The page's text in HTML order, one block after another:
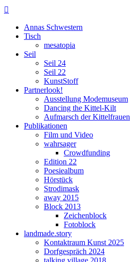

Annas Schwestern
Tisch
mesatopia
Seil
Seil 24
Seil 22
KunstStoff
Partnerlook!
Ausstellung Modemuseum
Dancing the Kittel-Kilt
Aufmarsch der Kittelfrauen
Publikationen
Film und Video
wahrsager
Crowdfunding
Edition 22
Poesiealbum
Hörstück
Strodimask
away 2015
Block 2013
Zeichenblock
Fotoblock
landmade.story
Kontaktraum Kunst 2025
Dorfgespräch 2024
talking village 2018